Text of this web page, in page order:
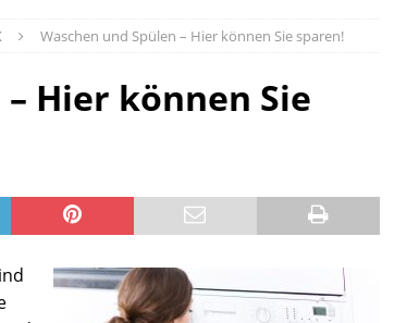
Waschen und Spülen – Hier können Sie sparen!
Hier können Sie